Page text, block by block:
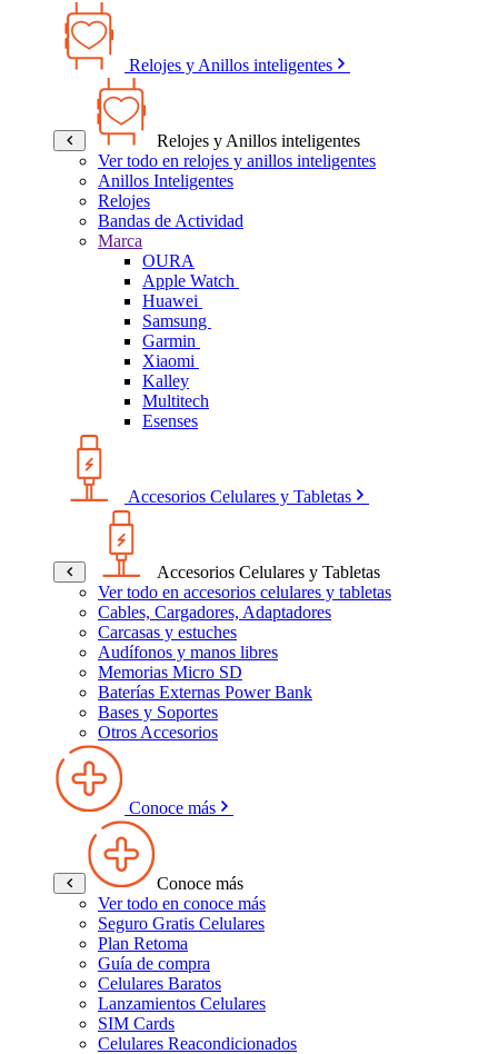
Relojes y Anillos inteligentes
Relojes y Anillos inteligentes
Ver todo en relojes y anillos inteligentes
Anillos Inteligentes
Relojes
Bandas de Actividad
Marca
OURA
Apple Watch
Huawei
Samsung
Garmin
Xiaomi
Kalley
Multitech
Esenses
Accesorios Celulares y Tabletas
Accesorios Celulares y Tabletas
Ver todo en accesorios celulares y tabletas
Cables, Cargadores, Adaptadores
Carcasas y estuches
Audífonos y manos libres
Memorias Micro SD
Baterías Externas Power Bank
Bases y Soportes
Otros Accesorios
Conoce más
Conoce más
Ver todo en conoce más
Seguro Gratis Celulares
Plan Retoma
Guía de compra
Celulares Baratos
Lanzamientos Celulares
SIM Cards
Celulares Reacondicionados